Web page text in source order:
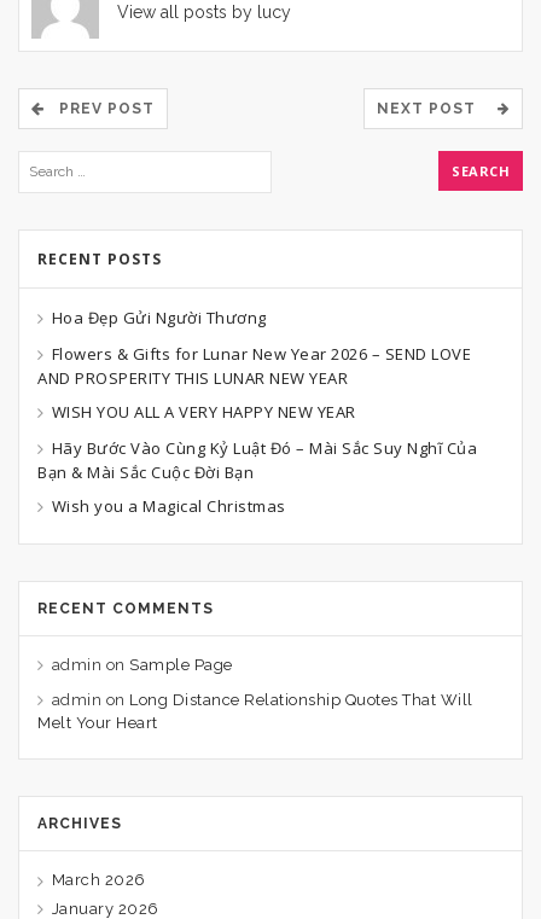
View all posts by lucy
PREV POST NEXT POST
RECENT POSTS
Hoa Đẹp Gửi Người Thương
Flowers & Gifts for Lunar New Year 2026 – SEND LOVE
AND PROSPERITY THIS LUNAR NEW YEAR
WISH YOU ALL A VERY HAPPY NEW YEAR
Hãy Bước Vào Cùng Kỷ Luật Đó – Mài Sắc Suy Nghĩ Của
Bạn & Mài Sắc Cuộc Đời Bạn
Wish you a Magical Christmas
RECENT COMMENTS
admin on Sample Page
admin on Long Distance Relationship Quotes That Will
Melt Your Heart
ARCHIVES
March 2026
January 2026